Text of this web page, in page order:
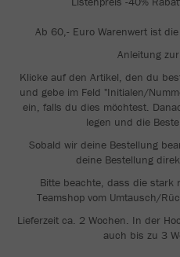
Ab 60,- Euro Warenwert ist
Anleitung
Klicke auf den Artikel, den du
und gebe im Feld "Initialen/
ein, falls du dies möchtest.
legen und die
Sobald wir deine Bestellung
deine Bestellung
Bitte beachte, dass die stark
Teamshop vom Umtausch/
Lieferzeit ca. 2 Wochen. In der
auch bis zu 3